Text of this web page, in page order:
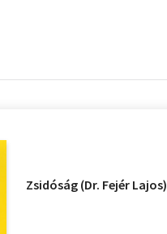
Zsidóság (Dr. Fejér Lajos)